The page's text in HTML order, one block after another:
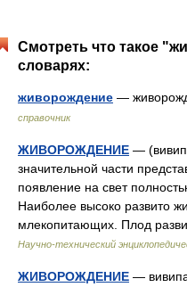
Смотреть что такое
словарях:
живорождение —
справочник
ЖИВОРОЖДЕНИЕ —
значительной части
появление на свет
Наиболее высоко развито
млекопитающих. Плод
Научно-технический
ЖИВОРОЖДЕНИЕ —